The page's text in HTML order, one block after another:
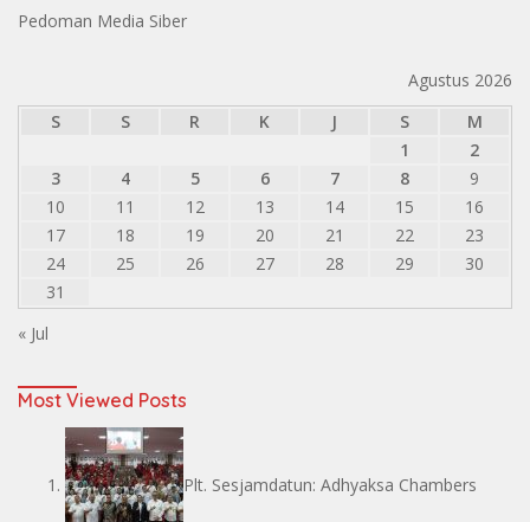
Pedoman Media Siber
Agustus 2026
S
S R K J S
M
1
2
3
4 5 6 7 8
9
10
11 12 13 14 15
16
17
18 19 20 21 22
23
24
25 26 27 28 29
30
31
« Jul
Most Viewed Posts
Plt. Sesjamdatun: Adhyaksa Chambers